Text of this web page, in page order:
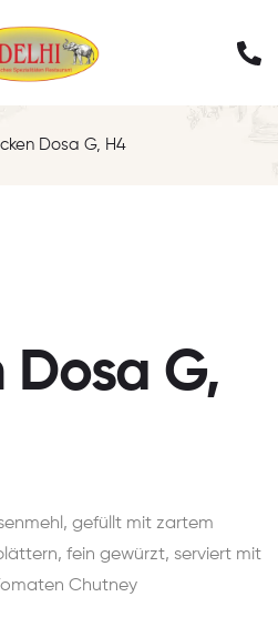
Dosa G, H4
G,
gefüllt mit zartem
fein gewürzt, serviert mit
Chutney